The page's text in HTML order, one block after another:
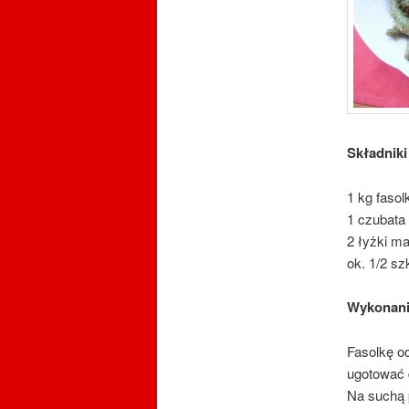
Składniki
1 kg
1
2 łyżki
ok. 1/2
Fasolkę
Na suchą